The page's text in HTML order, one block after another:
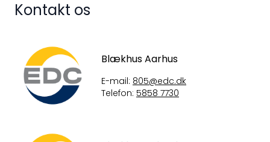
Kontakt os
Blækhus Aarhus
E-mail: 805@edc.dk
Telefon: 5858 7730